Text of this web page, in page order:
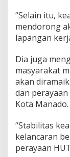
“Selain itu,
mendorong
lapangan
Dia juga
masyarakat
akan
dan
Kota Manado.
“Stabilitas
kelancaran
perayaan